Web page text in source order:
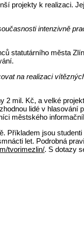
projekty k realizaci.
intenzivně
statutárního města
na realizaci
mil. Kč, a velké
lidé v hlasování
městského
Příkladem jsou
let. Podrobná
tvorimezlin/. S dotazy